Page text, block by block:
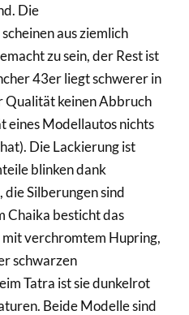
Die
aus ziemlich
zu sein, der Rest ist
43er liegt schwerer in
Qualität keinen Abbruch
eines Modellautos nichts
Die Lackierung ist
blinken dank
Silberungen sind
Chaika besticht das
verchromtem Hupring,
schwarzen
Tatra ist sie dunkelrot
Beide Modelle sind